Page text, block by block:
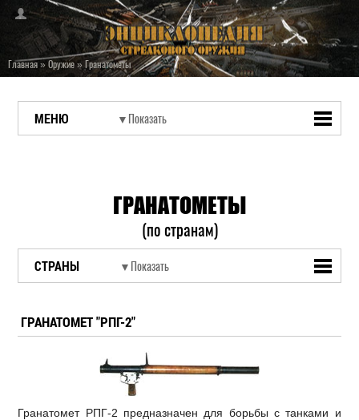
Главная»Оружие» Гранатометы
МЕНЮ
ГРАНАТОМЕТЫ
(по странам)
СТРАНЫ
ГРАНАТОМЕТ "РПГ-2"
Гранатомет РПГ-2 предназначен для борьбы с танками и